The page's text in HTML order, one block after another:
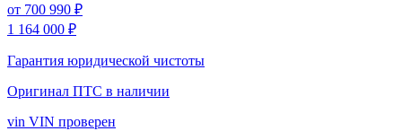
от 700 990 ₽
1 164 000 ₽
Гарантия юридической чистоты
Оригинал ПТС в наличии
vin VIN проверен